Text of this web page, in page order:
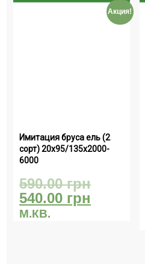
Акция!
Имитация бруса ель (2
сорт) 20х95/135х2000-
6000
590.00грн
540.00 грн
М.КВ.